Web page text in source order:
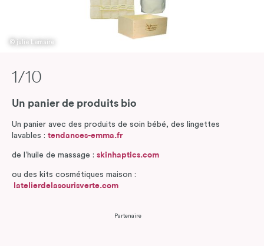
© julie Lemaire
1/10
Un panier de produits bio
Un panier avec des produits de soin bébé, des lingettes
lavables : tendances-emma.fr
de l’huile de massage : skinhaptics.com
ou des kits cosmétiques maison :
latelierdelasourisverte.com
Partenaire